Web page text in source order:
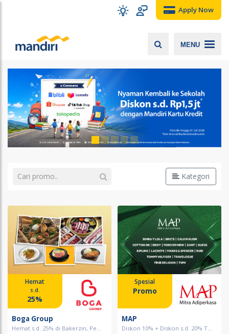
Apply Now
MENU
Kategori
Hemat
s.d.
25%
Boga Group
Hemat s.d. 25% di Bakerzin, Pe...
Spesial
Promo
MAP
Diskon 10% + Diskon s.d. 20% T...